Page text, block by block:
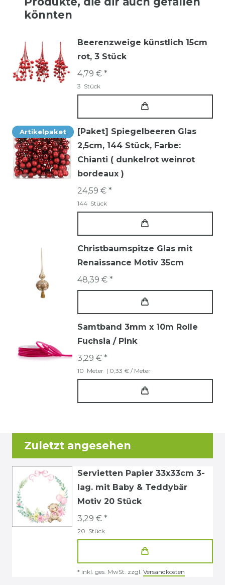
könnten
Beerenzweige künstlich 15cm
rot, 3 Stück
4,79 € *
3 Stück
Artikelpaket
[Paket] Spiegelbeeren Glas
2,5cm, 144 Stück, Farbe:
Chianti ( dunkelrot weinrot
bordeaux )
24,59 € *
144 Stück
Christbaumspitze Glas mit
Renaissance Motiv 35cm
48,39 € *
Samtband 3mm x 10m Rolle
Fuchsia / Pink
3,29 € *
10 Meter | 0,33 € / Meter
Zuletzt angesehen
Servietten Papier 33x33cm 3-
lag. mit Baby & Teddybär
Motiv 20 Stück
3,29 € *
20 Stück
* inkl. ges. MwSt. zzgl. Versandkosten